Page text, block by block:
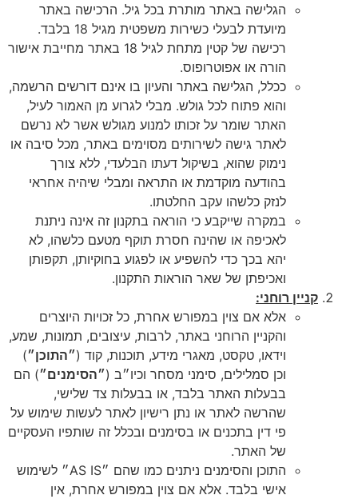
הגלישה באתר מותרת בכל גיל. הרכישה באתר
מיועדת לבעלי כשירות משפטית מגיל 18 בלבד.
רכישה של קטין מתחת לגיל 18 באתר מחייבת אישור
הורה או אפוטרופוס.
ככלל, הגלישה באתר והעיון בו אינם דורשים הרשמה,
והוא פתוח לכל גולש. מבלי לגרוע מן האמור לעיל,
האתר שומר על זכותו למנוע מגולש אשר לא נרשם
לאתר גישה לשירותים מסוימים באתר, מכל סיבה או
נימוק שהוא, בשיקול דעתו הבלעדי, ללא צורך
בהודעה מוקדמת או התראה ומבלי שיהיה אחראי
לנזק כלשהו עקב החלטתו.
במקרה שייקבע כי הוראה בתקנון זה אינה ניתנת
לאכיפה או שהינה חסרת תוקף מטעם כלשהו, לא
יהא בכך כדי להשפיע או לפגוע בחוקיותן, תקפותן
ואכיפתן של שאר הוראות התקנון.
קניין רוחני:
אלא אם צוין במפורש אחרת, כל זכויות היוצרים
והקניין הרוחני באתר, לרבות, עיצובים, תמונות, שמע,
וידאו, טקסט, מאגרי מידע, תוכנות, קוד (״התוכן״)
וכן סמלילים, סימני מסחר וכיו״ב (״הסימנים״) הם
בבעלות האתר בלבד, או בבעלות צד שלישי,
שהרשה לאתר או נתן רישיון לאתר לעשות שימוש על
פי דין בתכנים או בסימנים ובכלל זה שותפיו העסקיים
של האתר.
התוכן והסימנים ניתנים כמו שהם ״AS IS״ לשימוש
אישי בלבד. אלא אם צוין במפורש אחרת, אין